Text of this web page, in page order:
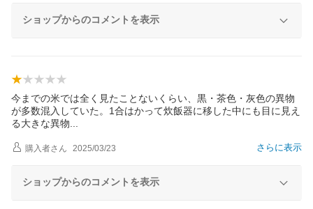
ショップからのコメントを表示
今までの米では全く見たことないくらい、黒・茶色・灰色の異物
が多数混入していた。1合はかって炊飯器に移した中にも目に見え
る大きな異物
さらに表示
購入者さん 2025/03/23
ショップからのコメントを表示